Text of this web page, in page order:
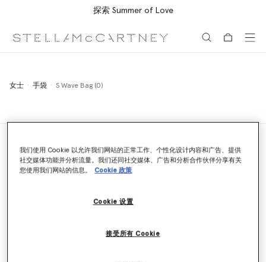
探索 Summer of Love
女士 手袋 S Wave Bag (0)
门店定位器
我们将在24小时内给予回复
我们使用 Cookie 以允许我们网站的正常工作、个性化设计内容和广告、提供
社交媒体功能并分析流量。我们还同社交媒体、广告和分析合作伙伴分享有关
您使用我们网站的信息。
Cookie 政策
Cookie 设置
接受所有 Cookie